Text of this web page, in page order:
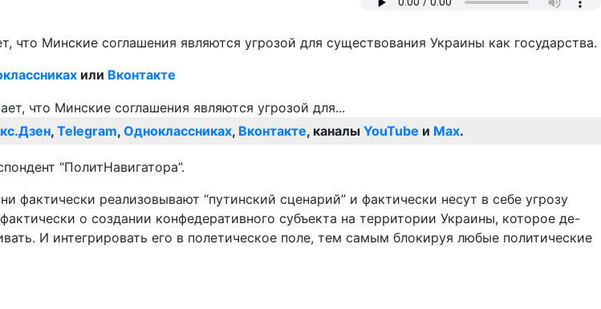
что Минские соглашения являются угрозой для существования Украины как государства.
или Вконтакте
, Telegram, Одноклассниках, Вконтакте, каналы YouTube и Max.
“ПолитНавигатора”.
реализовывают “путинский сценарий” и фактически несут в себе угрозу
о создании конфедеративного субъекта на территории Украины, которое де-
И интегрировать его в полетическое поле, тем самым блокируя любые политические